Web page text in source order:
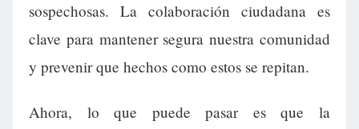
sospechosas. La colaboración ciudadana es
clave para mantener segura nuestra comunidad
y prevenir que hechos como estos se repitan.
Ahora, lo que puede pasar es que la